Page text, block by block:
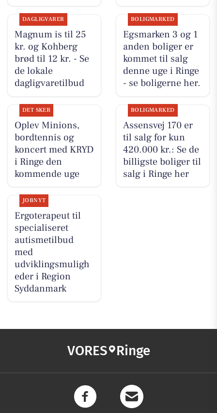
DAGLIGVARER
Magnum is til 25
kr. og Kohberg
brød til 12 kr. - Se
de lokale
dagligvaretilbud
BOLIGMARKED
Egsmarken 3 og 1
anden boliger er
kommet til salg
denne uge i Ringe
- se boligerne her.
DET SKER
Oplev Minions,
bordtennis og
koncert med KRYD
i Ringe den
kommende uge
BOLIGMARKED
Assensvej 170 er
til salg for kun
420.000 kr.: Se de
billigste boliger til
salg i Ringe her
JOBNYT
Ergoterapeut til
specialiseret
autismetilbud
med
udviklingsmuligh
eder i Region
Syddanmark
VORES Ringe